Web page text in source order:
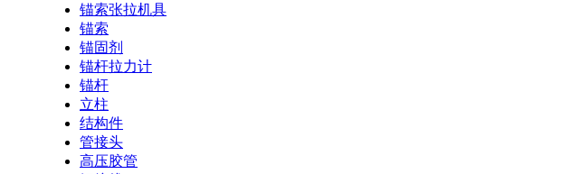
锚索张拉机具
锚索
锚固剂
锚杆拉力计
锚杆
立柱
结构件
管接头
高压胶管